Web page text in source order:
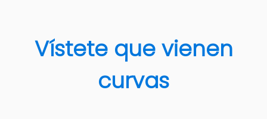
Vístete que vienen
curvas